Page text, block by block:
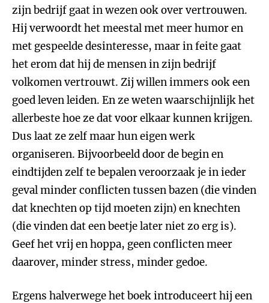
zijn bedrijf gaat in wezen ook over vertrouwen.
Hij verwoordt het meestal met meer humor en
met gespeelde desinteresse, maar in feite gaat
het erom dat hij de mensen in zijn bedrijf
volkomen vertrouwt. Zij willen immers ook een
goed leven leiden. En ze weten waarschijnlijk het
allerbeste hoe ze dat voor elkaar kunnen krijgen.
Dus laat ze zelf maar hun eigen werk
organiseren. Bijvoorbeeld door de begin en
eindtijden zelf te bepalen veroorzaak je in ieder
geval minder conflicten tussen bazen (die vinden
dat knechten op tijd moeten zijn) en knechten
(die vinden dat een beetje later niet zo erg is).
Geef het vrij en hoppa, geen conflicten meer
daarover, minder stress, minder gedoe.
Ergens halverwege het boek introduceert hij een